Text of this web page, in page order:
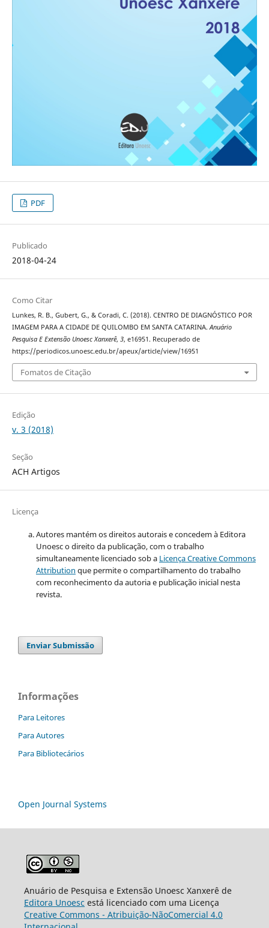
PDF
Publicado
2018-04-24
Como Citar
Lunkes, R. B., Gubert, G., & Coradi, C. (2018). CENTRO DE DIAGNÓSTICO POR
IMAGEM PARA A CIDADE DE QUILOMBO EM SANTA CATARINA. Anuário
Pesquisa E Extensão Unoesc Xanxerê, 3, e16951. Recuperado de
https://periodicos.unoesc.edu.br/apeux/article/view/16951
Fomatos de Citação
Edição
v. 3 (2018)
Seção
ACH Artigos
Licença
Autores mantém os direitos autorais e concedem à Editora
Unoesc o direito da publicação, com o trabalho
simultaneamente licenciado sob a Licença Creative Commons
Attribution que permite o compartilhamento do trabalho
com reconhecimento da autoria e publicação inicial nesta
revista.
Enviar Submissão
Informações
Para Leitores
Para Autores
Para Bibliotecários
Open Journal Systems
Anuário de Pesquisa e Extensão Unoesc Xanxerê de
Editora Unoesc está licenciado com uma Licença
Creative Commons - Atribuição-NãoComercial 4.0